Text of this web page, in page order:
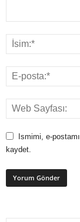
Ismimi, e-
kaydet.